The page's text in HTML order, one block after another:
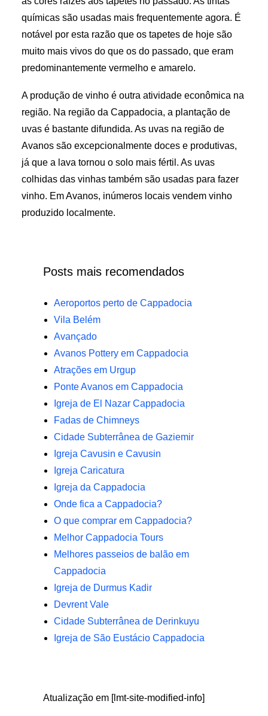
químicas são usadas mais frequentemente agora. É
notável por esta razão que os tapetes de hoje são
muito mais vivos do que os do passado, que eram
predominantemente vermelho e amarelo.
A produção de vinho é outra atividade econômica na
região. Na região da Cappadocia, a plantação de
uvas é bastante difundida. As uvas na região de
Avanos são excepcionalmente doces e produtivas,
já que a lava tornou o solo mais fértil. As uvas
colhidas das vinhas também são usadas para fazer
vinho. Em Avanos, inúmeros locais vendem vinho
produzido localmente.
Posts mais recomendados
Aeroportos perto de Cappadocia
Vila Belém
Avançado
Avanos Pottery em Cappadocia
Atrações em Urgup
Ponte Avanos em Cappadocia
Igreja de El Nazar Cappadocia
Fadas de Chimneys
Cidade Subterrânea de Gaziemir
Igreja Cavusin e Cavusin
Igreja Caricatura
Igreja da Cappadocia
Onde fica a Cappadocia?
O que comprar em Cappadocia?
Melhor Cappadocia Tours
Melhores passeios de balão em
Cappadocia
Igreja de Durmus Kadir
Devrent Vale
Cidade Subterrânea de Derinkuyu
Igreja de São Eustácio Cappadocia
Atualização em [lmt-site-modified-info]